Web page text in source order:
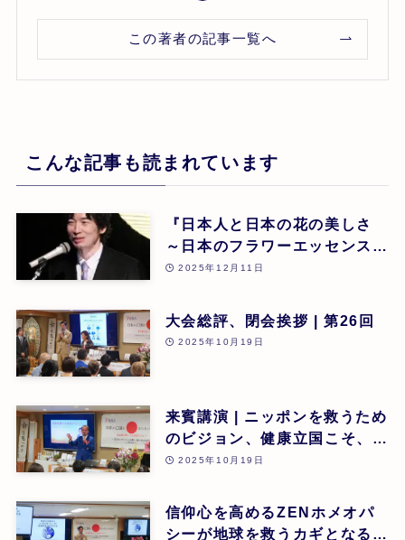
この著者の記事一覧へ
こんな記事も読まれています
『日本人と日本の花の美しさ
～日本のフラワーエッセンスに
よる癒し』 東 昭史
2025年12月11日
大会総評、閉会挨拶 | 第26回
2025年10月19日
来賓講演 | ニッポンを救うため
のビジョン、健康立国こそ、日
本再生の道 | 吉野敏明(医療法
ック 院長) | 第26回
2025年10月19日
信仰心を高めるZENホメオパ
シーが地球を救うカギとなる |